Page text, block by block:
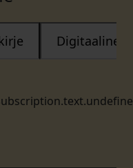
Digitaalinen